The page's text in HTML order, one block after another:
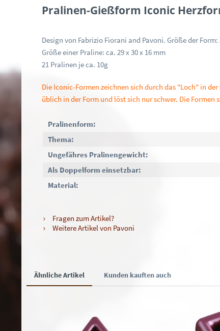
Pralinen-Gießform Iconic
Design von Fabrizio Fiorani and Pavoni. Größe der Form:
Größe einer Praline: ca. 29 x 30 x 16 mm
21 Pralinen je ca. 10g
Die Iconic-Formen zeichnen sich durch das "Loch" in
üblich in der Form und löst sich nur schwer. Die
Pralinenform:
Thema:
Ungefähres Pralinengewicht:
Als Doppelform einsetzbar:
Material:
Fragen zum Artikel?
Weitere Artikel von Pavoni
Ähnliche Artikel Kunden kauften auch